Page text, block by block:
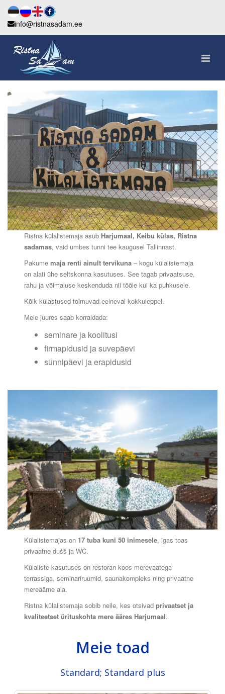
info@ristnasadam.ee
Ristna külalistemaja asub Harjumaal, Keibu külas, Ristna
sadamas, vaid umbes tunni tee kaugusel Tallinnast.
Pakumemaja renti ainult tervikuna – kogu külalistemaja
on alati ühe seltskonna kasutuses. See tagab privaatsuse,
rahu ja võimaluse keskenduda nii tööle kui ka puhkusele.
Kõik külastused toimuvad eelneval kokkuleppel.
Meie juures saab korraldada:
seminare ja koolitusi
firmapidusid ja suvepäevi
sünnipäevi ja erapidusid
Külalistemajas on 17 tuba kuni 50 inimesele, igas toas
privaatne dušš ja WC.
Külaliste kasutuses on restoran koos merevaatega
terrassiga, seminariruumid, saunakompleks ning privaatne
mereäärne ala.
Ristna külalistemaja sobib neile, kes otsivadprivaatset ja
kvaliteetset ürituskohta mere ääres Harjumaal.
Meie toad
Standard; Standard plus